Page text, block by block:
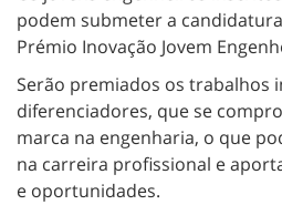
podem submeter a candidatura
Prémio Inovação Jovem
Serão premiados os trabalhos
diferenciadores, que se
marca na engenharia, o que
na carreira profissional e
e oportunidades.